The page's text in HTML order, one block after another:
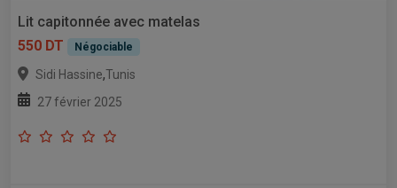
Lit capitonnée avec matelas
550 DT
Négociable
Sidi Hassine,Tunis
27 février 2025